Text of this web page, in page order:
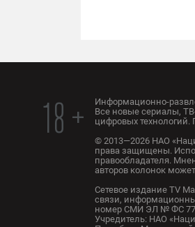
18 +
Информационно-
Все новые сериалы,
цифровых технологий.
© 2013—2026 НАО
права защищены.
правообладателя.
авторов колонок
Сетевое издание TV
связи,
номер СМИ ЭЛ № ФС 77 -
Учредитель: НАО